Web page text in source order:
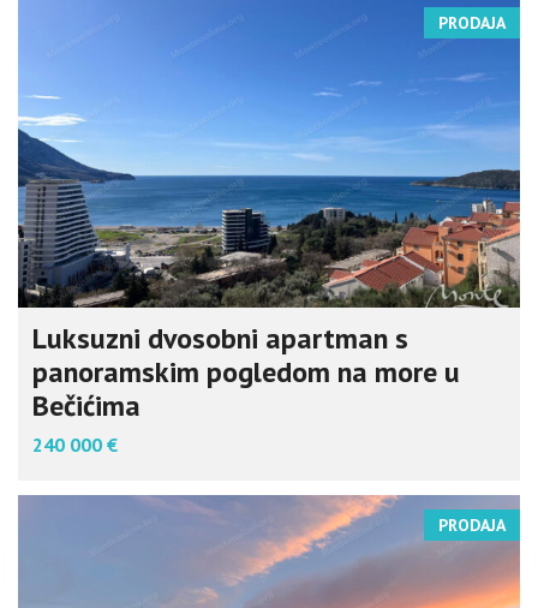
PRODAJA
Luksuzni dvosobni apartman s
panoramskim pogledom na more u
Bečićima
240 000 €
PRODAJA